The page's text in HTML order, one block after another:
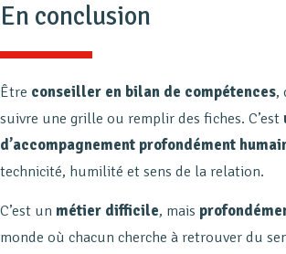
En conclusion
Être conseiller en bilan de compétences,
suivre une grille ou remplir des fiches. C’est
d’accompagnement profondément
technicité, humilité et sens de la relation.
C’est un métier difficile, mais
monde où chacun cherche à retrouver du